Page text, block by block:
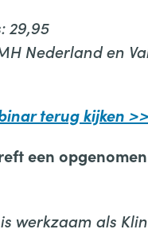
29,95
Nederland en
terug kijken >>
een
werkzaam als